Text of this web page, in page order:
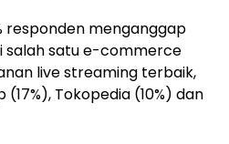
responden menganggap
salah satu e-commerce
live streaming terbaik,
(17%), Tokopedia (10%) dan